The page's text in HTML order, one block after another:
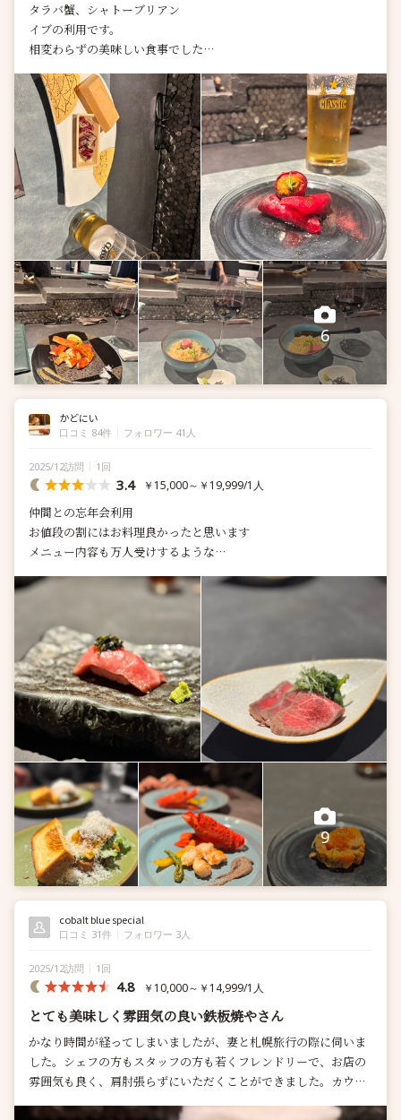
タラバ蟹、シャトーブリアン
イブの利用です。
相変わらずの美味しい食事でした
にお酒も進みました
若いお客様も居ましたが落ち着いて食事...
6
かどにい
口コミ 84件 フォロワー 41人
2025/12訪問 1回
3.4 ￥15,000～￥19,999/1人
仲間との忘年会利用
お値段の割にはお料理良かったと思います
メニュー内容も万人受けするような
もう少しサービスが良ければ
も...
9
cobalt blue special
口コミ 31件 フォロワー 3人
2025/12訪問 1回
4.8 ￥10,000～￥14,999/1人
とても美味しく雰囲気の良い鉄板焼やさん
かなり時間が経ってしまいましたが、妻と札幌旅行の際に伺いま
した。シェフの方もスタッフの方も若くフレンドリーで、お店の
雰囲気も良く、肩肘張らずにいただくことができました。カウン